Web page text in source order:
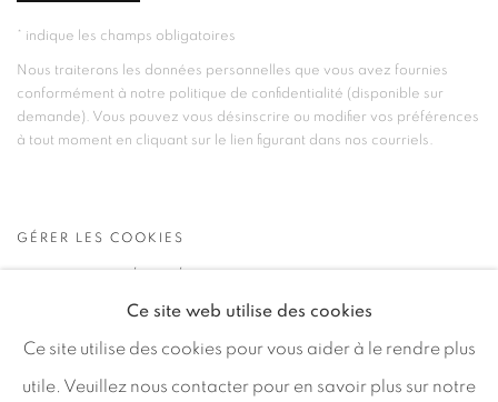
* indique les champs obligatoires
Nous traiterons les données personnelles que vous avez fournies
conformément à notre politique de confidentialité (disponible sur
demande). Vous pouvez vous désinscrire ou modifier vos préférences
à tout moment en cliquant sur le lien figurant dans nos courriels.
GÉRER LES COOKIES
SITE PAR ARTLOGIC
Ce site web utilise des cookies
Ce site utilise des cookies pour vous aider à le rendre plus
utile. Veuillez nous contacter pour en savoir plus sur notre